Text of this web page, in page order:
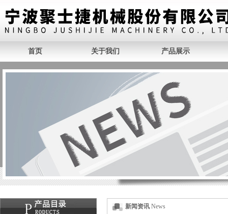
首页 关于我们 产品展示
新闻资讯 News